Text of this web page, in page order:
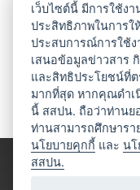
เว็บไซต์นี้ มีการใช้ง
ประสิทธิภาพในการ
ประสบการณ์การใช้ง
เสนอข้อมูลข่าวสาร
และสิทธิประโยชน์ที่
มากที่สุด หากคุณดำ
นี้ สสปน. ถือว่าท่านย
ท่านสามารถศึกษารา
นโยบายคุกกี้ และนโ
สสปน.